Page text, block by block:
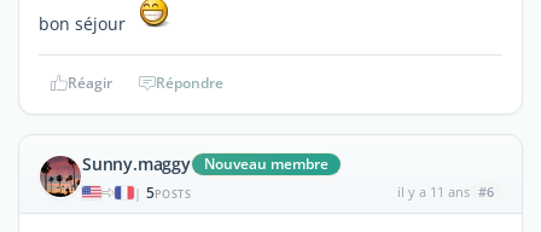
bon séjour
Réagir Répondre
Sunny.maggy Nouveau membre
| 5POSTS il y a 11 ans #6